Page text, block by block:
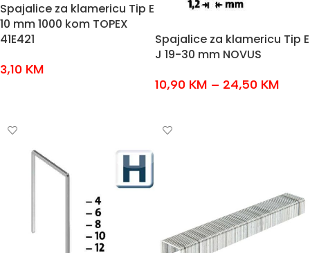
Spajalice za klamericu Tip E
10 mm 1000 kom TOPEX
41E421
3,10 KM
Spajalice za klamericu Tip E
J 19-30 mm NOVUS
10,90 KM – 24,50 KM